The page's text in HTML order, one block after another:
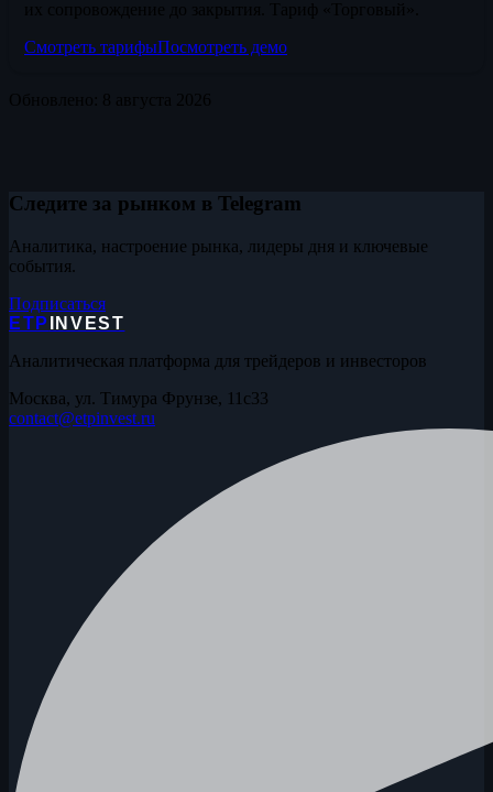
Смотреть тарифыПосмотреть демо
Следите за рынком в Telegram
Аналитика, настроение рынка, лидеры дня и ключевые
события.
Подписаться
ETP
INVEST
Аналитическая платформа для трейдеров и инвесторов
Москва, ул. Тимура Фрунзе, 11с33
contact@etpinvest.ru